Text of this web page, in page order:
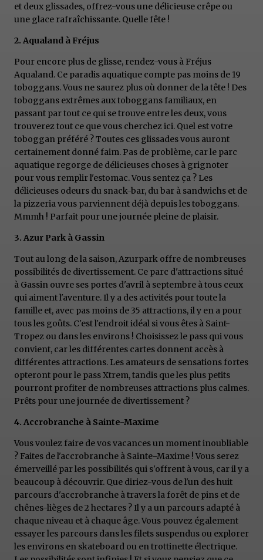
et deux glissades, offrez-vous une délicieuse crêpe ou
une glace rafraîchissante. Quelle fête !
2. Aqualand à Fréjus
Pour encore plus de glisse, rendez-vous à Fréjus
Aqualand. Ce paradis aquatique compte pas moins de 19
toboggans. Vous ne saurez plus où donner de la tête ! Des
toboggans extrêmes aux toboggans familiaux, en
passant par tout ce qui se trouve entre les deux, vous
trouverez tout ce que vous cherchez ici. Quel est votre
toboggan préféré ? Toutes ces glissades vous auront
certainement donné faim. Pas de problème, car le parc
aquatique regorge de délicieuses choses à grignoter
pour vous remplir l'estomac. Vous sentez ça ? Les
délicieuses odeurs du snack-bar, du bar à sandwichs et de
la pizzeria vous parviennent déjà depuis les toboggans.
Mmmh ! Parfait pour une journée pleine de plaisir.
3. Azur Park à Gassin
Tout au long de la saison, Azurpark offre de nombreuses
possibilités de divertissement. Ce parc d'attractions situé
à Gassin ouvre ses portes d'avril à septembre à tous ceux
qui aiment l'aventure. Il y a des activités pour toute la
famille et, avec pas moins de 35 attractions, il y en a pour
tous les goûts. C'est l'endroit idéal si vous êtes à Saint-
Tropez ou dans les environs ! Choisissez le pass qui vous
convient, car les différentes cartes donnent accès à
différentes attractions. Les amateurs de sensations fortes
opteront pour le pass Xtrem, tandis que les plus petits
pourront profiter de nombreuses attractions plus calmes.
Prêts pour une journée de divertissement ?
4. Accrobranche à Sainte-Maxime
Vous voulez faire de vos vacances un moment inoubliable
? Faites de l'accrobranche à Sainte-Maxime ! Vous serez
émerveillé par les possibilités qui s'offrent à vous, car il y a
beaucoup à découvrir. Que diriez-vous de l'un des huit
parcours d'accrobranche à travers la forêt de pins et de
chênes-lièges de 2 hectares ? Il y a un parcours adapté à
chaque niveau et à chaque âge. Vous pouvez également
essayer les parcours dans les filets suspendus ou explorer
les environs en skateboard ou en trottinette électrique.